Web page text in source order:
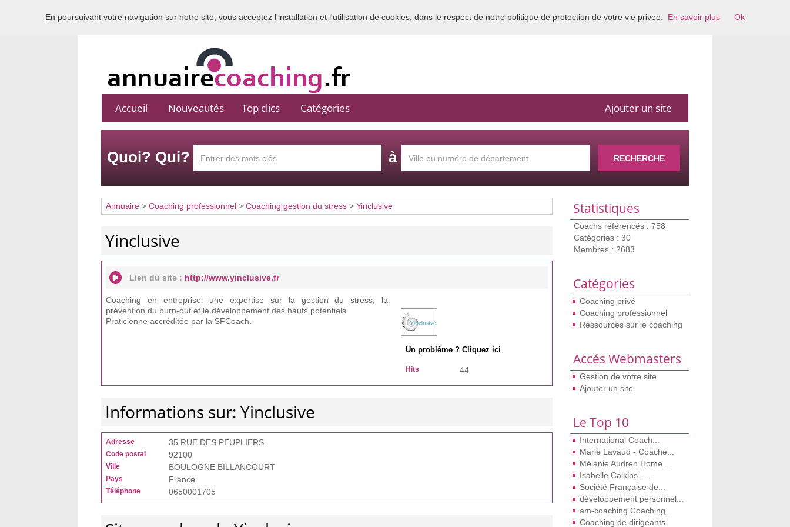
Bienvenue sur l'annuaire du coaching en France
Accueil Nouveautés Top clics Catégories Ajouter un site
Quoi? Qui? à RECHERCHE
Statistiques
Coachs référencés : 758
Catégories : 30
Membres : 2683
Catégories
Coaching privé
Coaching professionnel
Ressources sur le coaching
Accés Webmasters
Gestion de votre site
Ajouter un site
Le Top 10
International Coach...
Marie Lavaud - Coache...
Mélanie Audren Home...
Isabelle Calkins -...
Société Française de...
développement personnel...
am-coaching Coaching...
Coaching de dirigeants
Annuaire > Coaching professionnel > Coaching gestion du stress > Yinclusive
Yinclusive
Lien du site : http://www.yinclusive.fr
Coaching en entreprise: une expertise sur la gestion du stress, la
prévention du burn-out et le développement des hauts potentiels.
Praticienne accréditée par la SFCoach.
Un problème ? Cliquez ici
Hits 44
Informations sur: Yinclusive
Adresse 35 RUE DES PEUPLIERS
Code postal 92100
Ville BOULOGNE BILLANCOURT
Pays France
Téléphone 0650001705
En poursuivant votre navigation sur notre site, vous acceptez l'installation et l'utilisation de cookies, dans le respect de notre politique de protection de votre vie privee. En savoir plus Ok